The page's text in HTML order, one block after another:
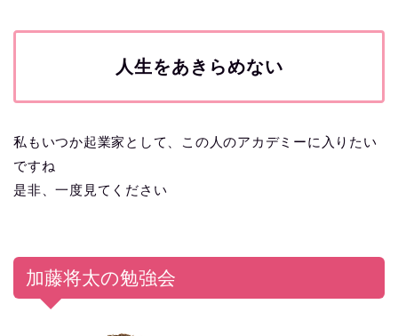
人生をあきらめない
私もいつか起業家として、この人のアカデミーに入りたい
ですね
是非、一度見てください
加藤将太の勉強会